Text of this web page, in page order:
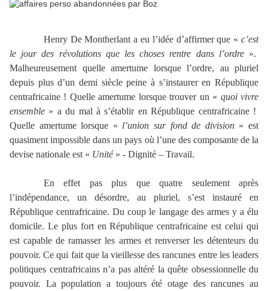
Henry De Montherlant a eu l’idée d’affirmer que « c’est
le jour des révolutions que les choses rentre dans l’ordre».
Malheureusement quelle amertume lorsque l’ordre, au pluriel
depuis plus d’un demi siècle peine à s’instaurer en République
centrafricaine ! Quelle amertume lorsque trouver un « quoi vivre
ensemble » a du mal à s’établir en République centrafricaine !
Quelle amertume lorsque « l’union sur fond de division » est
quasiment impossible dans un pays où l’une des composante de la
devise nationale est « Unité» - Dignité – Travail.
En effet pas plus que quatre seulement après
l’indépendance, un désordre, au pluriel, s’est instauré en
République centrafricaine. Du coup le langage des armes y a élu
domicile. Le plus fort en République centrafricaine est celui qui
est capable de ramasser les armes et renverser les détenteurs du
pouvoir. Ce qui fait que la vieillesse des rancunes entre les leaders
politiques centrafricains n’a pas altéré la quête obsessionnelle du
pouvoir. La population a toujours été otage des rancunes au